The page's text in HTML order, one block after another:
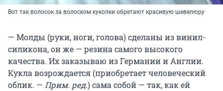
Вот так волосок за волоском куколки обретают красивую шевелюру
— Молды (руки, ноги, голова) сделаны из винил-
силикона, он же — резина самого высокого
качества. Их заказываю из Германии и Англии.
Кукла возрождается (приобретает человеческий
облик. — Прим. ред.) сама собой — так, как ей